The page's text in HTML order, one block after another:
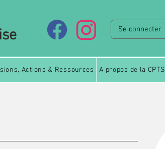
Se connecter
Actions & Ressources A propos de la CPTS